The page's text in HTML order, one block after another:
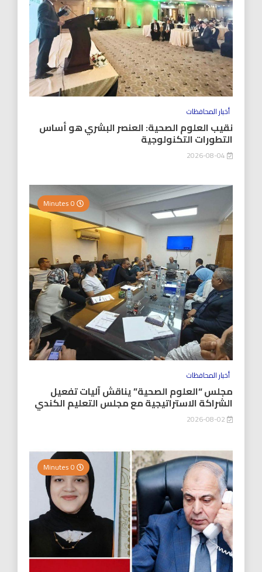
أخبار المحافظات
نقيب العلوم الصحية: العنصر البشري هو أساس
التطورات التكنولوجية
أخبار المحافظات
مجلس “العلوم الصحية” يناقش آليات تفعيل
الشراكة الاستراتيجية مع مجلس التعليم الكندي